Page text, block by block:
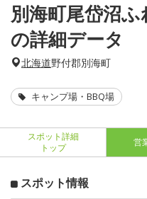
別海町尾岱沼
の詳細データ
北海道野付郡別海町
キャンプ場・BBQ場
スポット詳細
トップ
営
スポット情報